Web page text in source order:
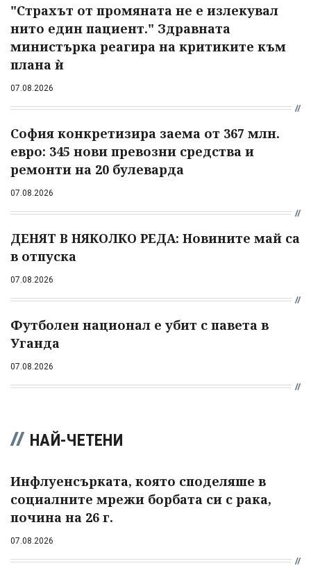
"Страхът от промяната не е излекувал
нито един пациент." Здравната
министърка реагира на критиките към
плана ѝ
07.08.2026
София конкретизира заема от 367 млн.
евро: 345 нови превозни средства и
ремонти на 20 булеварда
07.08.2026
ДЕНЯТ В НЯКОЛКО РЕДА: Новините май са
в отпуска
07.08.2026
Футболен национал е убит с павета в
Уганда
07.08.2026
НАЙ-ЧЕТЕНИ
Инфлуенсърката, която споделяше в
социалните мрежи борбата си с рака,
почина на 26 г.
07.08.2026